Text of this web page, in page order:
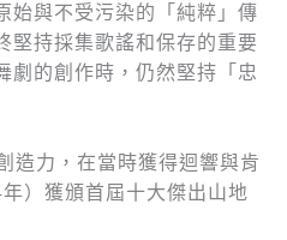
始與不受污染的「純粹」傳
堅持採集歌謠和保存的重要
劇的創作時，仍然堅持「忠
造力，在當時獲得迴響與肯
）獲頒首屆十大傑出山地